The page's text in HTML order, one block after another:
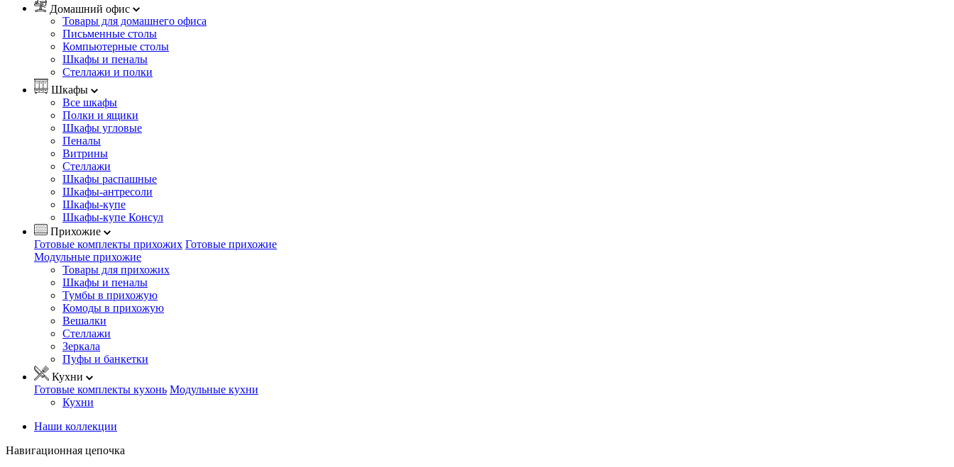
Домашний офис
Товары для домашнего офиса
Письменные столы
Компьютерные столы
Шкафы и пеналы
Стеллажи и полки
Шкафы
Все шкафы
Полки и ящики
Шкафы угловые
Пеналы
Витрины
Стеллажи
Шкафы распашные
Шкафы-антресоли
Шкафы-купе
Шкафы-купе Консул
Прихожие
Готовые комплекты прихожих Готовые прихожие
Модульные прихожие
Товары для прихожих
Шкафы и пеналы
Тумбы в прихожую
Комоды в прихожую
Вешалки
Стеллажи
Зеркала
Пуфы и банкетки
Кухни
Готовые комплекты кухонь Модульные кухни
Кухни
Наши коллекции
Навигационная цепочка